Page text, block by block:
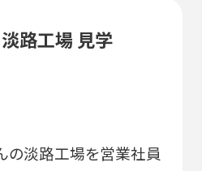
路工場 見学
の淡路工場を営業社員